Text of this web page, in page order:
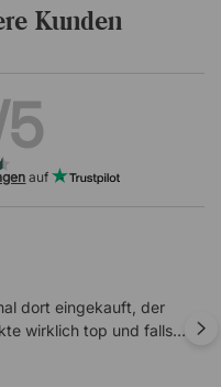
Kunden
auf
dort eingekauft, der
wirklich top und falls